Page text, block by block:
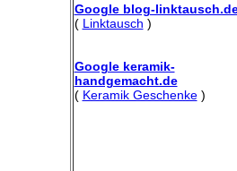
Google blog-
( Linktausch )
Google keramik-
handgemacht.de
( Keramik Geschenke)